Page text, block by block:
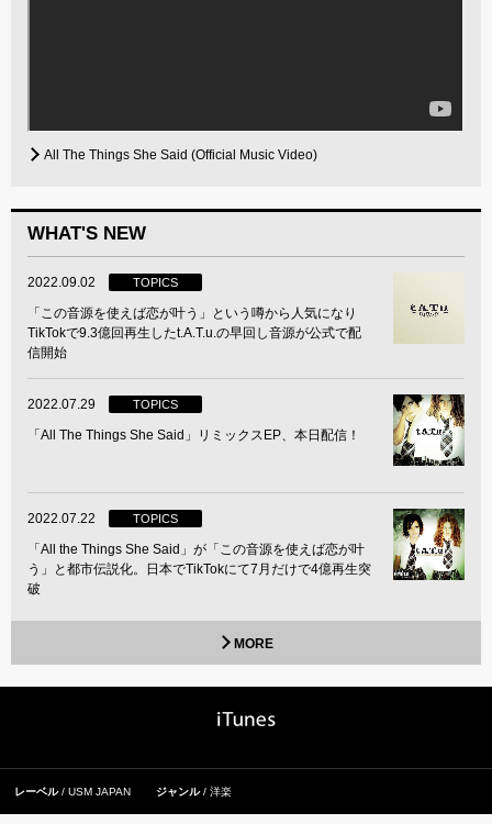
WHAT'S NEW
2022.09.02 TOPICS
「この音源を使えば恋が叶う」という噂から人気になり
TikTokで9.3億回再生したt.A.T.u.の早回し音源が公式で配
信開始
2022.07.29 TOPICS
「All The Things She Said」リミックスEP、本日配信！
2022.07.22 TOPICS
「All the Things She Said」が「この音源を使えば恋が叶
う」と都市伝説化。日本でTikTokにて7月だけで4億再生突
破
MORE
All The Things She Said (Official Music Video)
レーベル USM JAPAN ジャンル 洋楽